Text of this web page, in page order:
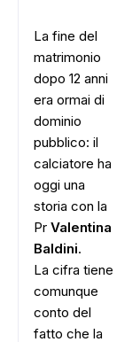
La fine del
matrimonio
dopo 12 anni
era ormai di
dominio
pubblico: il
calciatore ha
oggi una
storia con la
Pr Valentina
Baldini.
La cifra tiene
comunque
conto del
fatto che la